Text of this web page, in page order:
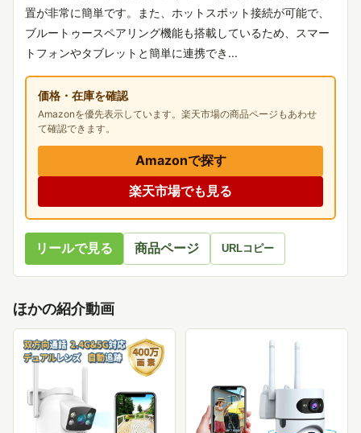
置が非常に簡単です。また、ホットスポット接続が可能で、
ブルートゥースペアリング機能も搭載しているため、スマー
トフォンやタブレットと簡単に連携でき...
価格・在庫を確認
Amazonを優先表示しています。楽天市場の商品ページもあわせ
て確認できます。
Amazonで探す
楽天市場でも見る
リールで見る 商品ページ URLコピー
ほかの紹介動画